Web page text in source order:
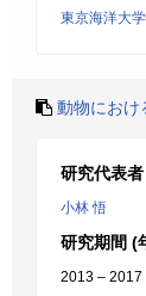
東京海洋大学
動物におけ
研究代表者
小林 悟
研究期間 (
2013 – 2017